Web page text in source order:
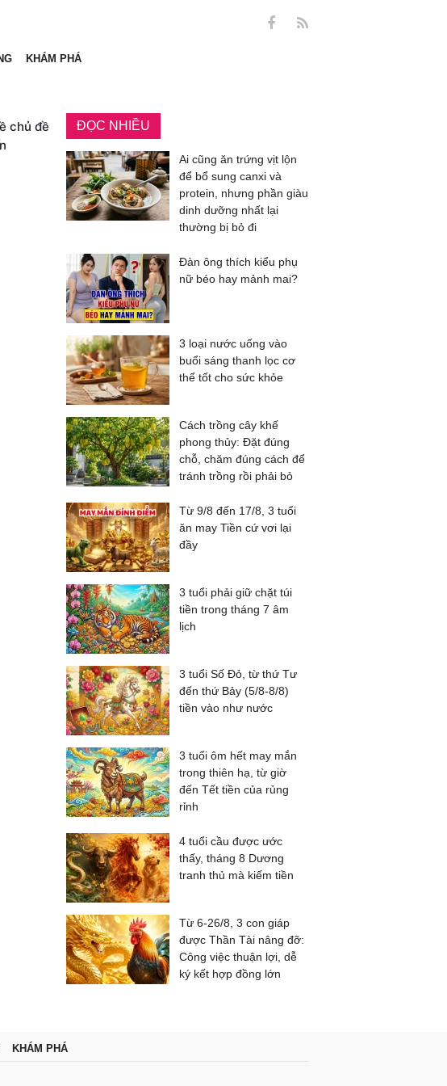
KHÁM PHÁ
chủ đề
ĐỌC NHIỀU
Ai cũng ăn trứng vịt lộn
để bổ sung canxi và
protein, nhưng phần giàu
dinh dưỡng nhất lại
thường bị bỏ đi
Đàn ông thích kiểu phụ
nữ béo hay mảnh mai?
3 loại nước uống vào
buổi sáng thanh lọc cơ
thể tốt cho sức khỏe
Cách trồng cây khế
phong thủy: Đặt đúng
chỗ, chăm đúng cách để
tránh trồng rồi phải bỏ
Từ 9/8 đến 17/8, 3 tuổi
ăn may Tiền cứ vơi lại
đầy
3 tuổi phải giữ chặt túi
tiền trong tháng 7 âm
lịch
3 tuổi Số Đỏ, từ thứ Tư
đến thứ Bảy (5/8-8/8)
tiền vào như nước
3 tuổi ôm hết may mắn
trong thiên hạ, từ giờ
đến Tết tiền của rủng
rỉnh
4 tuổi cầu được ước
thấy, tháng 8 Dương
tranh thủ mà kiếm tiền
Từ 6-26/8, 3 con giáp
được Thần Tài nâng đỡ:
Công việc thuận lợi, dễ
ký kết hợp đồng lớn
KHÁM PHÁ